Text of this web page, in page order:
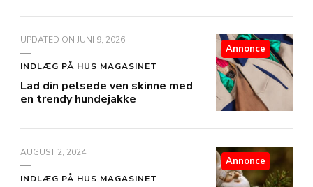
UPDATED ON JUNI 9, 2026
INDLÆG PÅ HUS MAGASINET
Lad din pelsede ven skinne med
en trendy hundejakke
Annonce
AUGUST 2, 2024
INDLÆG PÅ HUS MAGASINET
Annonce